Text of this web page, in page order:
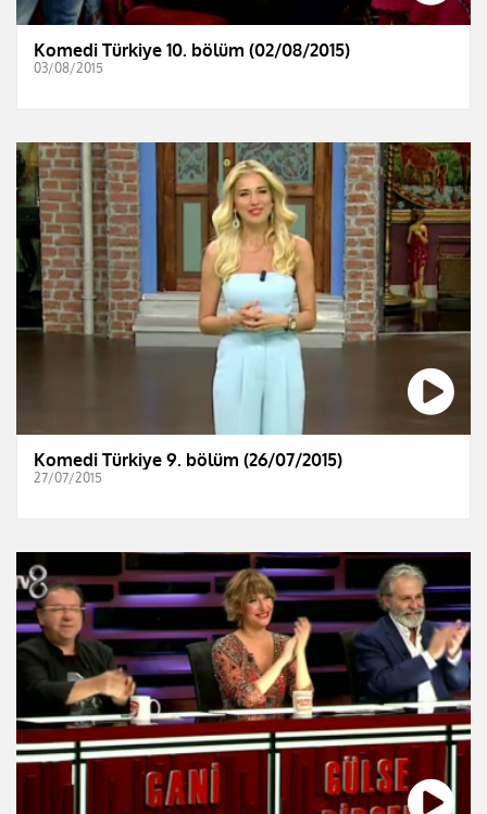
Komedi Türkiye 10. bölüm (02/08/2015)
03/08/2015
Komedi Türkiye 9. bölüm (26/07/2015)
27/07/2015